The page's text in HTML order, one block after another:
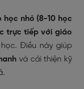
học nhỏ (8-10 học
trực tiếp với giáo
Điều này giúp
và cải thiện kỹ